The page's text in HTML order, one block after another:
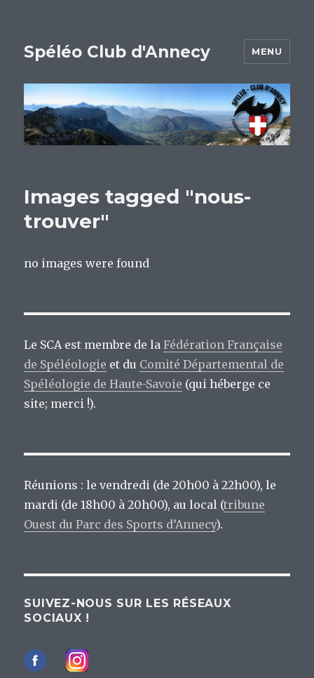
Spéléo Club d'Annecy MENU
Images tagged "nous-
trouver"
no images were found
Le SCA est membre de laFédération Française
de Spéléologie et du Comité Départemental de
Spéléologie de Haute-Savoie (qui héberge ce
site; merci !).
Réunions : le vendredi (de 20h00 à 22h00), le
mardi (de 18h00 à 20h00), au local (tribune
Ouest du Parc des Sports d’Annecy).
SUIVEZ-NOUS SUR LES RÉSEAUX
SOCIAUX !